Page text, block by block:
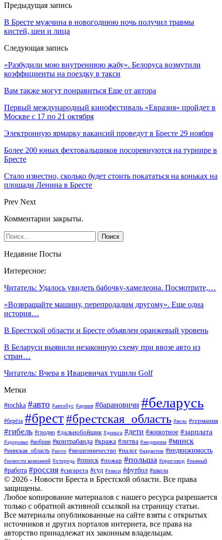
Предыдущая запись
В Бресте мужчина в новогоднюю ночь получил травмы
кистей, шеи и лица
Следующая запись
«Разбудили мою внутреннюю жабу». Белоруса возмутили
коэффициенты на поездку в такси
Вам также могут понравиться Еще от автора
Первый международный кинофестиваль «Евразия» пройдет в
Москве с 17 по 21 октября
Электронную ярмарку вакансий проведут в Бресте 29 ноября
Более 200 юных фехтовальщиков посоревнуются на турнире в
Бресте
Стало известно, сколько будет стоить покататься на коньках на
площади Ленина в Бресте
Prev Next
Комментарии закрыты.
Недавние Посты
Интересное:
Читатель: Удалось увидеть бабочку-хамелеона. Посмотрите,…
«Возвращайте машину, перепродадим другому». Еще одна
история…
В Брестской области и Бресте объявлен оранжевый уровень
В Беларуси выявили незаконную схему при ввозе авто из
стран…
Читатель: Вчера в Ивацевичах тушили Golf
Метки
#tochka #авто #автобус #армия #барановичи #беларусь
#берёза #брест#брестская_область #вело #германия
#гибель #гродно #дальнобойщик #деньга #дети #животное #зарплата
#здоровье #кобрин #контрабанда #кража #литва #медицина #минск
#минская_область #мото #мошенничество #налог #наркотик #недвижимость
#новости компаний #очередь #пинск #пожар #польша #приговор #пьяный
#работа #россия #сигарета #суд #такси #футбол #школа
© 2026 - Новости Бреста и Брестской области. Все права
защищены.
Любое копирование материалов с нашего ресурса разрешается
только с обратной активной ссылкой на страницу статьи.
Все материалы опубликованные на сайте взяты с открытых
источников и других порталов интернета, все права на
авторство принадлежат их законным владельцам.